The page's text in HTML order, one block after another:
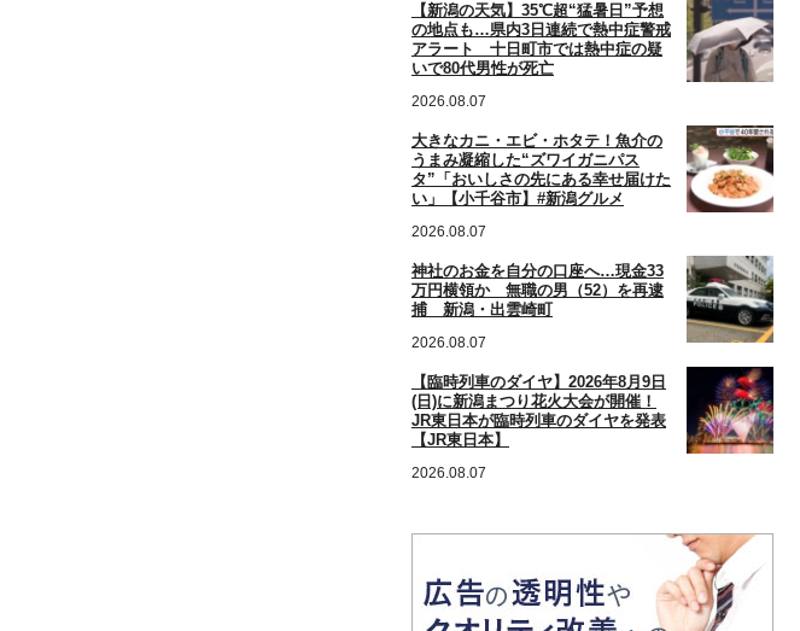
【新潟の天気】35℃超“猛暑日”予想
の地点も…県内3日連続で熱中症警戒
アラート 十日町市では熱中症の疑
いで80代男性が死亡
2026.08.07
大きなカニ・エビ・ホタテ！魚介の
うまみ凝縮した“ズワイガニパス
タ”「おいしさの先にある幸せ届けた
い」【小千谷市】#新潟グルメ
2026.08.07
神社のお金を自分の口座へ…現金33
万円横領か 無職の男（52）を再逮
捕 新潟・出雲崎町
2026.08.07
【臨時列車のダイヤ】2026年8月9日
(日)に新潟まつり花火大会が開催！
JR東日本が臨時列車のダイヤを発表
【JR東日本】
2026.08.07